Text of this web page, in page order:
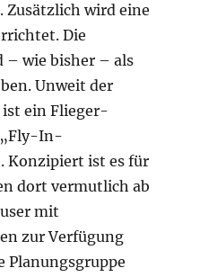
Zusätzlich wird eine
Die
– wie bisher – als
Unweit der
ist ein Flieger-
„Fly-In-
Konzipiert ist es für
dort vermutlich ab
mit
zur Verfügung
Planungsgruppe